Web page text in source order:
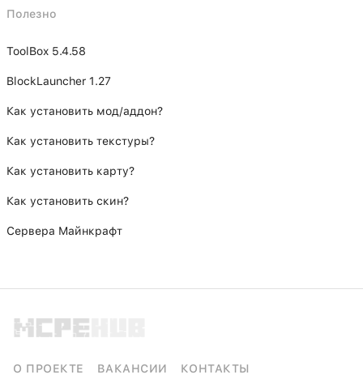
Полезно
ToolBox 5.4.58
BlockLauncher 1.27
Как установить мод/аддон?
Как установить текстуры?
Как установить карту?
Как установить скин?
Сервера Майнкрафт
О ПРОЕКТЕ ВАКАНСИИ КОНТАКТЫ